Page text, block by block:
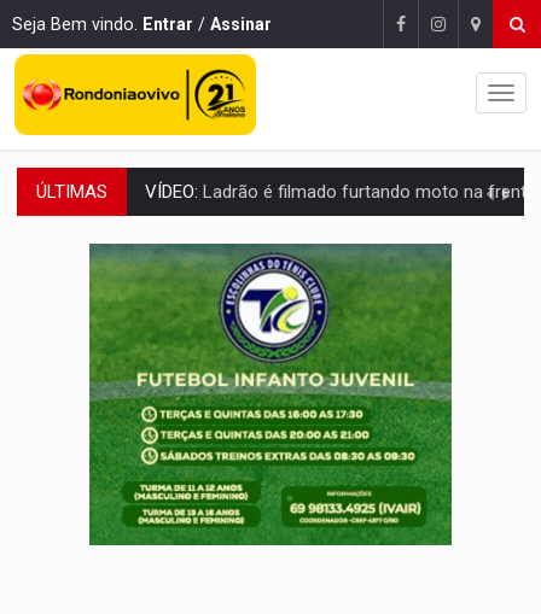
Seja Bem vindo. Entrar / Assinar
ÚLTIMAS VÍDEO: Ladrão é filmado furtando moto na frente do bar
BOLSAS DE PESQUISA:Iniciativa Amazônia+10 lança chamada para fortalecer
MATERIAL:Brasil tem grandes reservas de urânio, mas produz pouco e
VÍDEO: Serpente capturada na fábrica da Coca-Cola é
HOMENAGEM:Cientistas cassados pelo AI-5 se tornam pesquisadores
VÍDEO:Líder religioso é preso por abusar de fiéis sob pretexto de
LEVANTAMENTO:Brasil tem uma história marcada por guerras, revoltas e
LAMENTÁVEL:Mulher é encontrada morta dentro de residência